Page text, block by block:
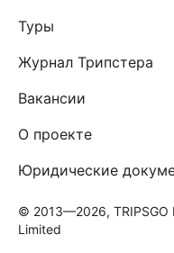
Туры
Журнал Трипстера
Вакансии
О проекте
Юридические
© 2013—2026, TRIPSGO
Limited